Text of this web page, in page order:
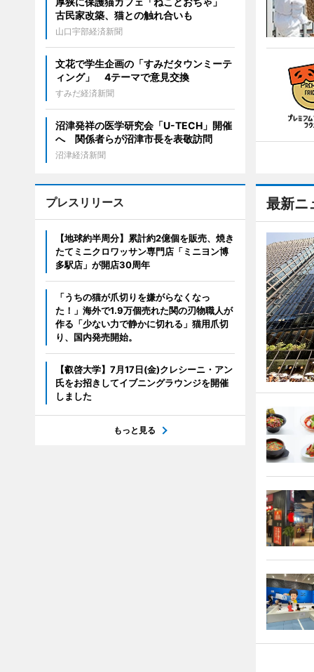
最新ニ
古民家改築、猫との触れ合いも
山口宇部経済新聞
文花で学生企画の「すみだタウンミーテ
ィング」 4テーマで意見交換
すみだ経済新聞
沼津発祥の医学研究会「U-TECH」開催
へ 関係者らが沼津市長を表敬訪問
沼津経済新聞
プレスリリース
【地球約半周分】累計約2億個を販売、焼き
たてミニクロワッサン専門店「ミニヨン博
多駅店」が開店30周年
「うちの猫が爪切りを嫌がらなくなっ
た！」海外で1.9万個売れた関の刃物職人が
作る「少ない力で静かに切れる」猫用爪切
り、国内発売開始。
【叡啓大学】7月17日(金)クレシーニ・アン
氏をお招きしてイブニングラウンジを開催
しました
もっと見る